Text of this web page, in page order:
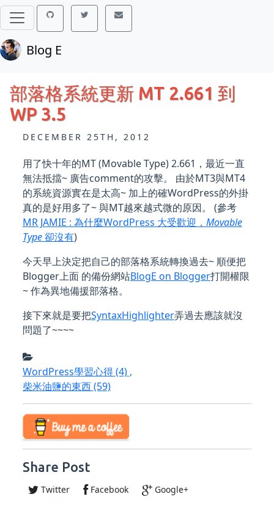
Blog E
部落格系統更新 MT 2.661 到
WP 3.5
DECEMBER 25TH, 2012
用了快十年的MT (Movable Type) 2.661，最近一直
無法抵擋~ 廣告comment的攻擊。 由於MT3與MT4
的系統資源實在是太高~ 加上的確WordPress的外掛
真的是好用多了~ 與MT越來越式微的原因。 (參考
MR JAMIE : 為什麼WordPress 大受歡迎， Movable
Type卻沒有)
今天早上決定把自己的部落格系統轉換過去~ 順便把
Blogger上面 的備份網站BlogE on Blogger打開權限
~ 作為異地備援部落格。
接下來就是要把SyntaxHighlighter弄過去應該就沒
問題了~~~~
WordPress學習心得(4),
柴米油鹽的東西(59)
Share Post
Twitter Facebook Google+